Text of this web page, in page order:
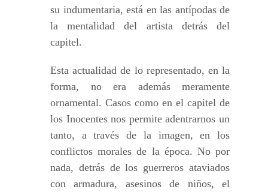
su indumentaria, está en las antípodas de
la mentalidad del artista detrás del
capitel.
Esta actualidad de lo representado, en la
forma, no era además meramente
ornamental. Casos como en el capitel de
los Inocentes nos permite adentrarnos un
tanto, a través de la imagen, en los
conflictos morales de la época. No por
nada, detrás de los guerreros ataviados
con armadura, asesinos de niños, el